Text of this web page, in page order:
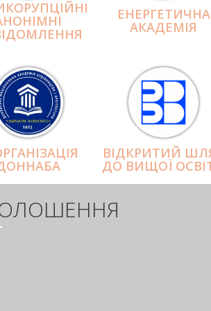
ЕНЕРГЕТИЧНА
АКАДЕМІЯ
ВІДКРИТИЙ
ДО ВИЩОЇ